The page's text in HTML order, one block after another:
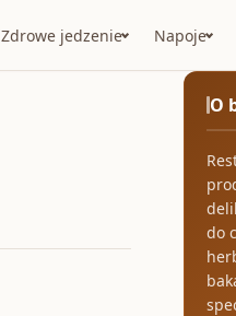
Zdrowe jedzenie Napoje
O
do